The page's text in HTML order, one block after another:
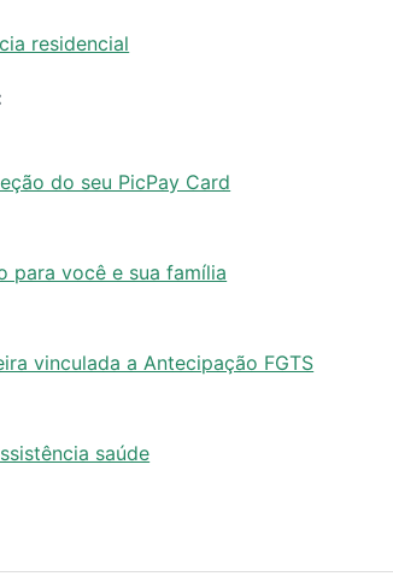
residencial
do seu PicPay Card
para você e sua família
vinculada a Antecipação FGTS
saúde